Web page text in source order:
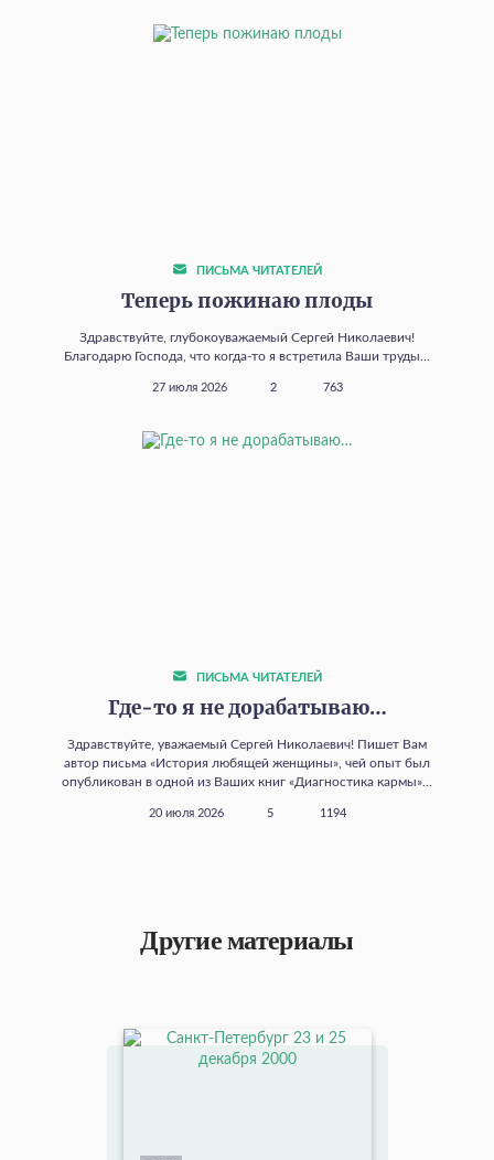
ПИСЬМА ЧИТАТЕЛЕЙ
Теперь пожинаю плоды
Здравствуйте, глубокоуважаемый Сергей Николаевич!
Благодарю Господа, что когда‑то я встретила Ваши труды...
27 июля 2026 2 763
ПИСЬМА ЧИТАТЕЛЕЙ
Где‑то я не дорабатываю…
Здравствуйте, уважаемый Сергей Николаевич! Пишет Вам
автор письма «История любящей женщины», чей опыт был
опубликован в одной из Ваших книг «Диагностика кармы»...
20 июля 2026 5 1194
Другие материалы